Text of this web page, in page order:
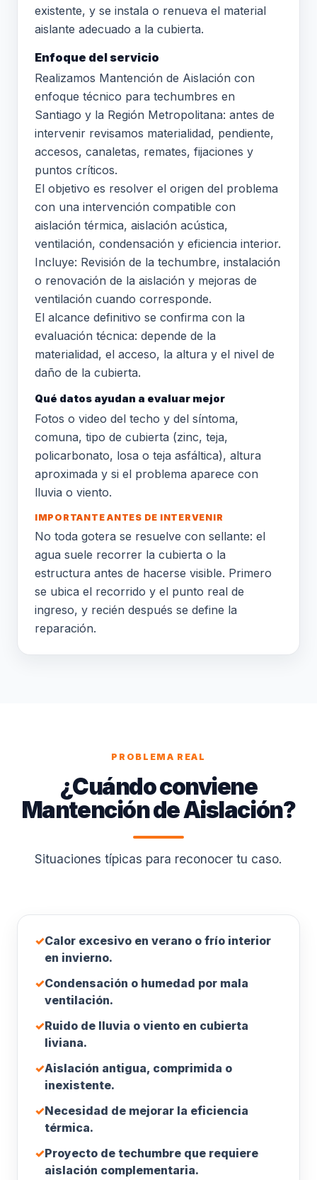
existente, y se instala o renueva el material
aislante adecuado a la cubierta.
Enfoque del servicio
Realizamos Mantención de Aislación con
enfoque técnico para techumbres en
Santiago y la Región Metropolitana: antes de
intervenir revisamos materialidad, pendiente,
accesos, canaletas, remates, fijaciones y
puntos críticos.
El objetivo es resolver el origen del problema
con una intervención compatible con
aislación térmica, aislación acústica,
ventilación, condensación y eficiencia interior.
Incluye: Revisión de la techumbre, instalación
o renovación de la aislación y mejoras de
ventilación cuando corresponde.
El alcance definitivo se confirma con la
evaluación técnica: depende de la
materialidad, el acceso, la altura y el nivel de
daño de la cubierta.
Qué datos ayudan a evaluar mejor
Fotos o video del techo y del síntoma,
comuna, tipo de cubierta (zinc, teja,
policarbonato, losa o teja asfáltica), altura
aproximada y si el problema aparece con
lluvia o viento.
IMPORTANTE ANTES DE INTERVENIR
No toda gotera se resuelve con sellante: el
agua suele recorrer la cubierta o la
estructura antes de hacerse visible. Primero
se ubica el recorrido y el punto real de
ingreso, y recién después se define la
reparación.
PROBLEMA REAL
¿Cuándo conviene
Mantención de Aislación?
Situaciones típicas para reconocer tu caso.
✓Calor excesivo en verano o frío interior
en invierno.
✓Condensación o humedad por mala
ventilación.
✓Ruido de lluvia o viento en cubierta
liviana.
✓Aislación antigua, comprimida o
inexistente.
✓Necesidad de mejorar la eficiencia
térmica.
✓Proyecto de techumbre que requiere
aislación complementaria.